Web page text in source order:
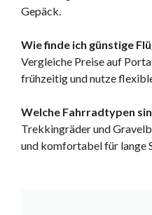
Gepäck.
Wie finde ich günstige
Vergleiche Preise auf
frühzeitig und nutze
Welche Fahrradtypen
Trekkingräder und
und komfortabel für lange